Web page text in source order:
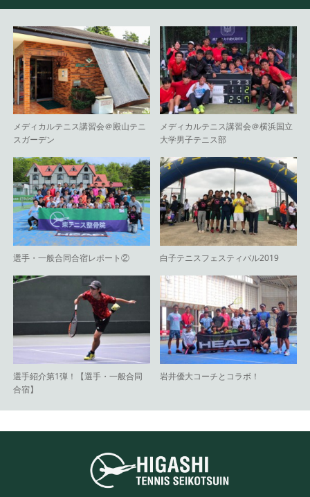
メディカルテニス講習会＠殿山テニ
スガーデン
メディカルテニス講習会＠横浜国立
大学男子テニス部
選手・一般合同合宿レポート② 白子テニスフェスティバル2019
選手紹介第1弾！【選手・一般合同
合宿】
岩井優大コーチとコラボ！